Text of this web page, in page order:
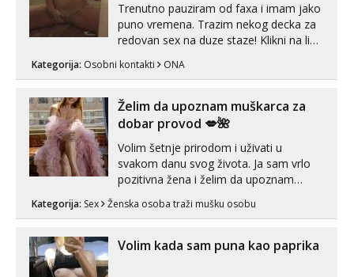
Trenutno pauziram od faxa i imam jako
puno vremena. Trazim nekog decka za
redovan sex na duze staze! Klikni na link
Kategorija: Osobni kontakti ONA
Želim da upoznam muškarca za
dobar provod 💋🌺
Volim šetnje prirodom i uživati u
svakom danu svog života. Ja sam vrlo
pozitivna žena i želim da upoznam
može i nešto više.💋🌺 Klikni na link
Kategorija: Sex Ženska osoba traži mušku osobu
Volim kada sam puna kao paprika